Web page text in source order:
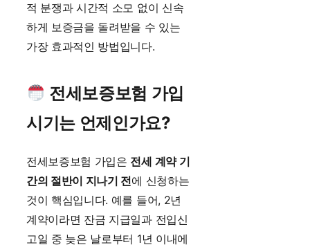
적 분쟁과 시간적 소모 없이 신속
하게 보증금을 돌려받을 수 있는
가장 효과적인 방법입니다.
전세보증보험 가입
시기는 언제인가요?
전세보증보험 가입은 전세 계약 기
간의 절반이 지나기 전에 신청하는
것이 핵심입니다. 예를 들어, 2년
계약이라면 잔금 지급일과 전입신
고일 중 늦은 날로부터 1년 이내에